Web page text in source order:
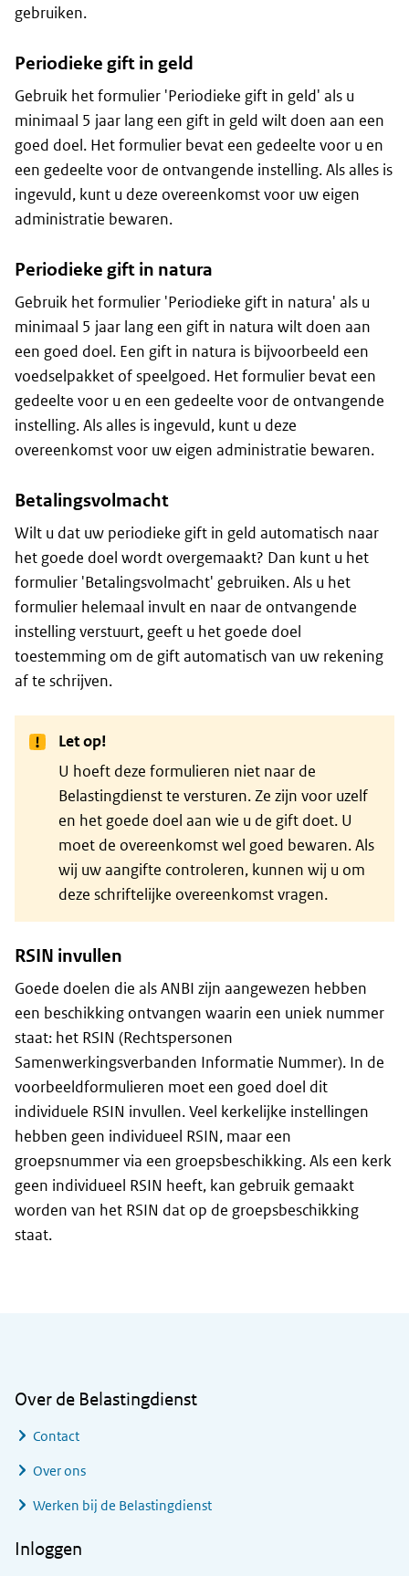
gebruiken.
Periodieke gift in geld
Gebruik het formulier 'Periodieke gift in geld' als u
minimaal 5 jaar lang een gift in geld wilt doen aan een
goed doel. Het formulier bevat een gedeelte voor u en
een gedeelte voor de ontvangende instelling. Als alles is
ingevuld, kunt u deze overeenkomst voor uw eigen
administratie bewaren.
Periodieke gift in natura
Gebruik het formulier 'Periodieke gift in natura' als u
minimaal 5 jaar lang een gift in natura wilt doen aan
een goed doel. Een gift in natura is bijvoorbeeld een
voedselpakket of speelgoed. Het formulier bevat een
gedeelte voor u en een gedeelte voor de ontvangende
instelling. Als alles is ingevuld, kunt u deze
overeenkomst voor uw eigen administratie bewaren.
Betalingsvolmacht
Wilt u dat uw periodieke gift in geld automatisch naar
het goede doel wordt overgemaakt? Dan kunt u het
formulier 'Betalingsvolmacht' gebruiken. Als u het
formulier helemaal invult en naar de ontvangende
instelling verstuurt, geeft u het goede doel
toestemming om de gift automatisch van uw rekening
af te schrijven.
Let op!
U hoeft deze formulieren niet naar de
Belastingdienst te versturen. Ze zijn voor uzelf
en het goede doel aan wie u de gift doet. U
moet de overeenkomst wel goed bewaren. Als
wij uw aangifte controleren, kunnen wij u om
deze schriftelijke overeenkomst vragen.
RSIN invullen
Goede doelen die als ANBI zijn aangewezen hebben
een beschikking ontvangen waarin een uniek nummer
staat: het RSIN (Rechtspersonen
Samenwerkingsverbanden Informatie Nummer). In de
voorbeeldformulieren moet een goed doel dit
individuele RSIN invullen. Veel kerkelijke instellingen
hebben geen individueel RSIN, maar een
groepsnummer via een groepsbeschikking. Als een kerk
geen individueel RSIN heeft, kan gebruik gemaakt
worden van het RSIN dat op de groepsbeschikking
staat.
Over de Belastingdienst
Contact
Over ons
Werken bij de Belastingdienst
Inloggen